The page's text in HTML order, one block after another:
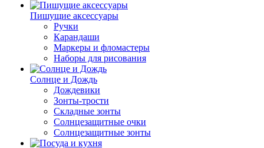
Пишущие аксессуары
Ручки
Карандаши
Маркеры и фломастеры
Наборы для рисования
Солнце и Дождь
Дождевики
Зонты-трости
Складные зонты
Солнцезащитные очки
Солнцезащитные зонты